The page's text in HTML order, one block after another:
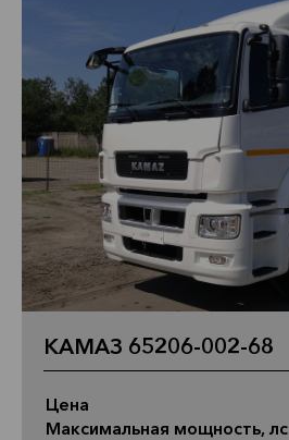
КАМАЗ 65206-002-68
Цена
Максимальная мощность, лс